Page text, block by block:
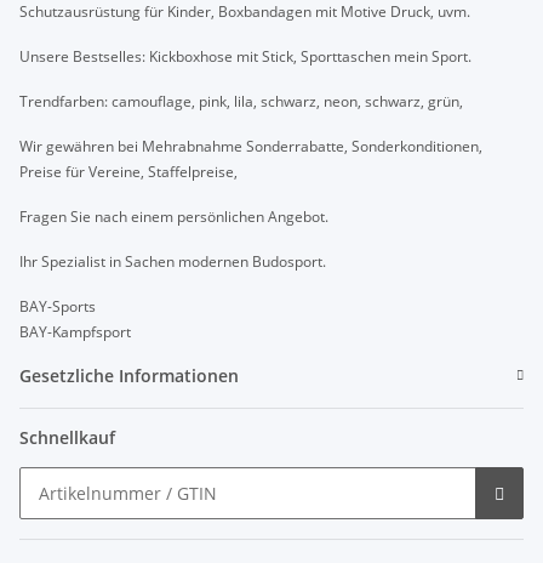
Schutzausrüstung für Kinder, Boxbandagen mit Motive Druck, uvm.
Unsere Bestselles: Kickboxhose mit Stick, Sporttaschen mein Sport.
Trendfarben: camouflage, pink, lila, schwarz, neon, schwarz, grün,
Wir gewähren bei Mehrabnahme Sonderrabatte, Sonderkonditionen,
Preise für Vereine, Staffelpreise,
Fragen Sie nach einem persönlichen Angebot.
Ihr Spezialist in Sachen modernen Budosport.
BAY-Sports
BAY-Kampfsport
Gesetzliche Informationen
Schnellkauf